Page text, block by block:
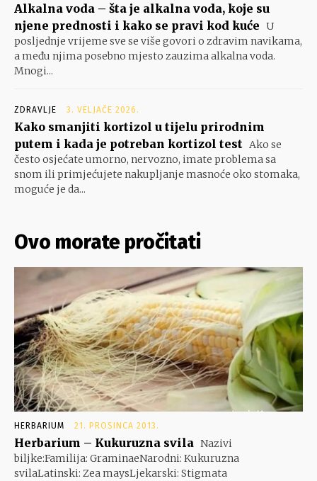
Alkalna voda – šta je alkalna voda, koje su
njene prednosti i kako se pravi kod kuće U
posljednje vrijeme sve se više govori o zdravim navikama,
a među njima posebno mjesto zauzima alkalna voda.
Mnogi...
ZDRAVLJE 3. VELJAČE 2026.
Kako smanjiti kortizol u tijelu prirodnim
putem i kada je potreban kortizol test Ako se
često osjećate umorno, nervozno, imate problema sa
snom ili primjećujete nakupljanje masnoće oko stomaka,
moguće je da...
Ovo morate pročitati
HERBARIUM 21. PROSINCA 2013.
Herbarium – Kukuruzna svila Nazivi
biljke:Familija: GraminaeNarodni: Kukuruzna
svilaLatinski: Zea maysLjekarski: Stigmata